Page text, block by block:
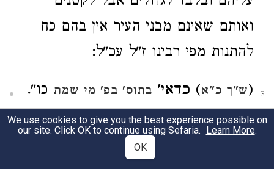
ואותם שאינם מבני העיר אין בהם כח
להתנות מפי רבינו ז"ל עכ"ל:
3
(ש"ך כ"א) כדאי' בתוס' בפ' מי שמת כו".
נ"ב יעוייןבכתובות דף ל"ח ע"ב תוס' ד"ה
בגר בקבר מ"ש דנ"מ אם היא חייבת
We use cookies to give you the best experience possible on
our site. Click OK to continue using Sefaria. Learn More.
OK